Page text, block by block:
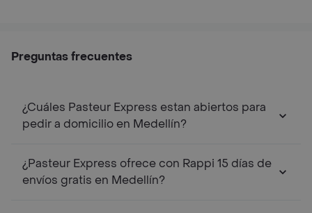
Preguntas frecuentes
¿Cuáles Pasteur Express estan abiertos para
pedir a domicilio en Medellín?
¿Pasteur Express ofrece con Rappi 15 días de
envíos gratis en Medellín?